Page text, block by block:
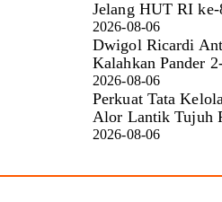
Jelang HUT RI ke-
2026-08-06
Dwigol Ricardi
Kalahkan Pander
2026-08-06
Perkuat Tata
Alor Lantik Tujuh
2026-08-06